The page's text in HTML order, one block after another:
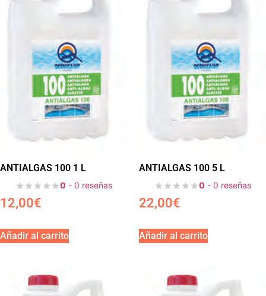
ANTIALGAS 100 1 L
0 - 0 reseñas
12,00€
Añadir al carrito
ANTIALGAS 100 5 L
0 - 0 reseñas
22,00€
Añadir al carrito